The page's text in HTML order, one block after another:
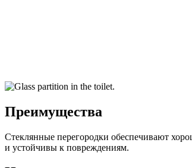
Преимущества
Стеклянные перегородки обеспечивают
и устойчивы к повреждениям.